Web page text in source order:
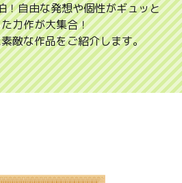
！自由な発想や個性がギュッと
力作が大集合！
敵な作品をご紹介します。